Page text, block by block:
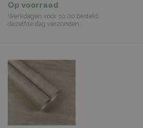
Op voorraad
Werkdagen vóór 10:00 besteld,
dezelfde dag verzonden.